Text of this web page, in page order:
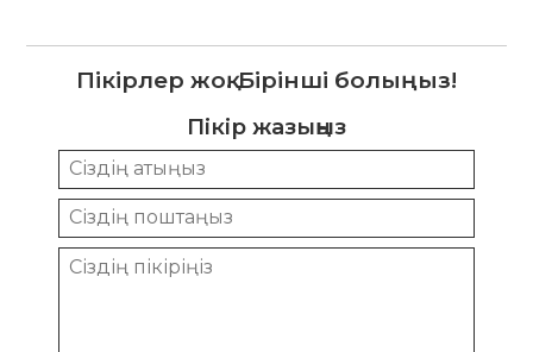
Пікірлер жоқ. Бірінші болыңыз!
Пікір жазыңыз